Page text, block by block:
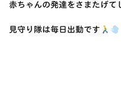
赤ちゃんの発達をさまたげて
見守り隊は毎日出動です